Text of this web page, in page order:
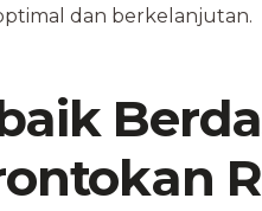
dan berkelanjutan.